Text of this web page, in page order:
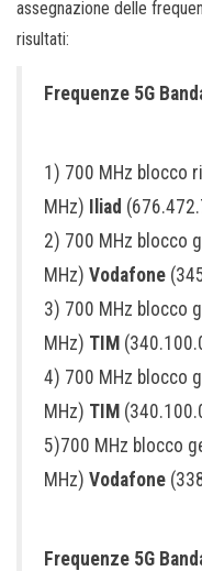
assegnazione delle
risultati:
Frequenze 5G
1) 700 MHz blocco
MHz) Iliad
2) 700 MHz blocco
MHz) Vodafone
3) 700 MHz blocco
MHz) TIM
4) 700 MHz blocco
MHz) TIM
5)700 MHz blocco
MHz) Vodafone
Frequenze 5G